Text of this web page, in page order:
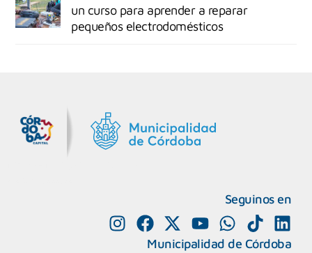
un curso para aprender a reparar
pequeños electrodomésticos
Seguinos en
Municipalidad de Córdoba